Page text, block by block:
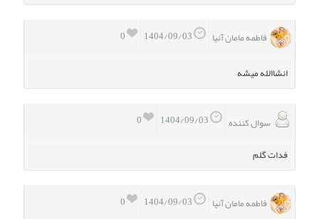
0
فاطمه مامان آنیا
انشاالله میشه
0
سوال کننده
فدات گلم
0
فاطمه مامان آنیا